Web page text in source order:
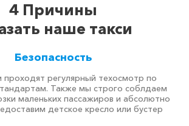
4 Причины
наше такси
Безопасность
регулярный техосмотр по
Также мы строго соблдаем
маленьких пассажиров и абсолютно
детское кресло или бустер